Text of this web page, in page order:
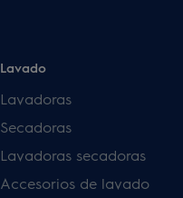
Lavado
Lavadoras
Secadoras
Lavadoras secadoras
Accesorios de lavado